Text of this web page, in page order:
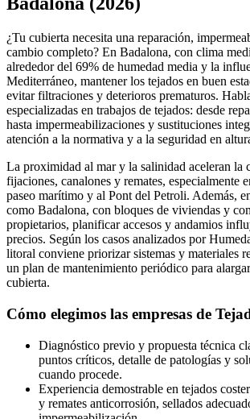
¿Tu cubierta necesita una reparación,
cambio completo? En Badalona, con clima
alrededor del 69% de humedad media y la
Mediterráneo, mantener los tejados en buen
evitar filtraciones y deterioros prematuros.
especializadas en trabajos de tejados: desde
hasta impermeabilizaciones y sustituciones
atención a la normativa y a la seguridad en
La proximidad al mar y la salinidad aceleran la
fijaciones, canalones y remates, especialmente
paseo marítimo y al Pont del Petroli. Además,
como Badalona, con bloques de viviendas y
propietarios, planificar accesos y andamios
precios. Según los casos analizados por
litoral conviene priorizar sistemas y materiales
un plan de mantenimiento periódico para
cubierta.
Cómo elegimos las empresas de
Diagnóstico previo y propuesta técnica
puntos críticos, detalle de patologías y
cuando procede.
Experiencia demostrable en tejados
y remates anticorrosión, sellados